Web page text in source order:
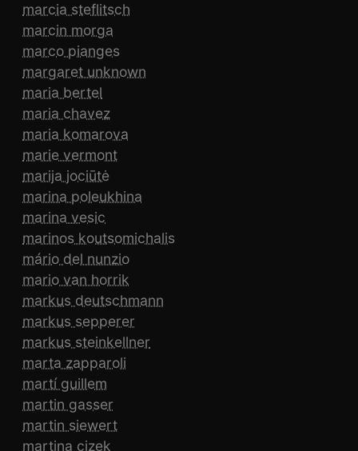
marcia steflitsch
marcin morga
marco pianges
margaret unknown
maria bertel
maria chavez
maria komarova
marie vermont
marija jociūtė
marina poleukhina
marina vesic
marinos koutsomichalis
mário del nunzio
mario van horrik
markus deutschmann
markus sepperer
markus steinkellner
marta zapparoli
martí guillem
martin gasser
martin siewert
martina cizek